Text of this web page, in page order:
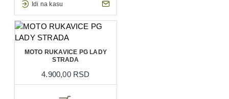
Idi na kasu
MOTO RUKAVICE PG LADY
STRADA
4.900,00 RSD